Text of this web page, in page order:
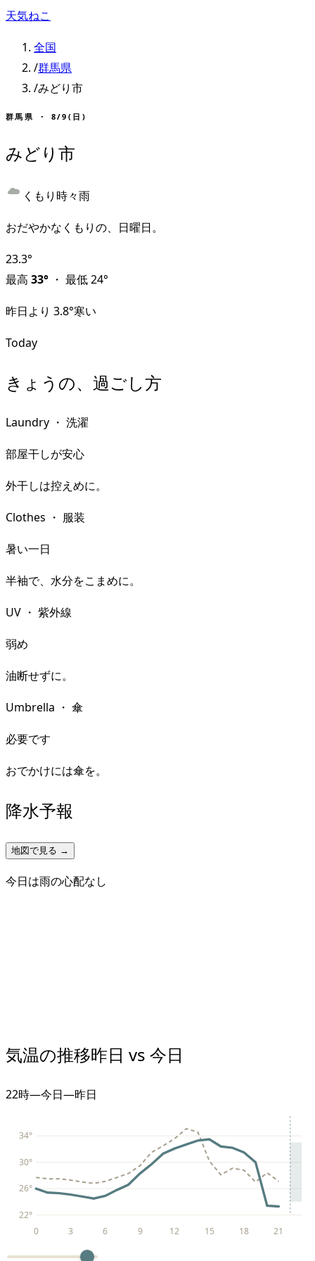
天気ねこ
全国
/群馬県
/みどり市
群馬県 ・ 8/9(日)
みどり市
くもり時々雨
おだやかなくもりの、日曜日。
23.3°
最高 33° ・ 最低24°
昨日より 3.8°寒い
Today
きょうの、過ごし方
Laundry ・ 洗濯
部屋干しが安心
外干しは控えめに。
Clothes ・ 服装
暑い一日
半袖で、水分をこまめに。
UV ・ 紫外線
弱め
油断せずに。
Umbrella ・ 傘
必要です
おでかけには傘を。
降水予報
地図で見る →
今日は雨の心配なし
気温の推移昨日 vs 今日
22時—今日—昨日
22°
26°
30°
34°
0 3 6 9 12 15 18 21